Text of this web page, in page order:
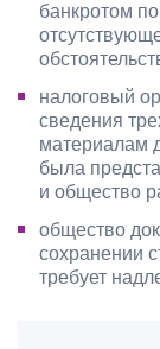
банкротом
налоговый
сведения
материалам
была
и общество
общество
сохранении
требует